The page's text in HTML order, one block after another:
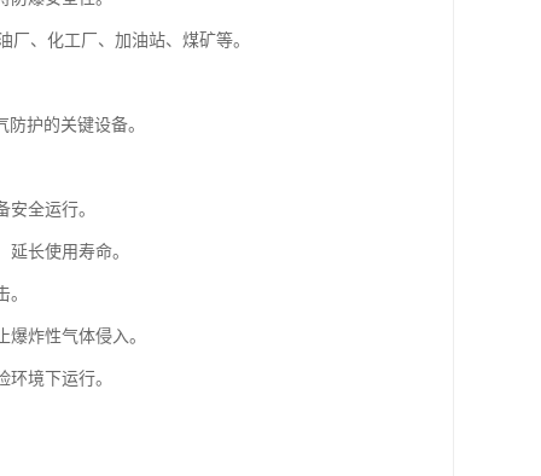
、化工厂、加油站、煤矿等。
护的关键设备。
全运行。
长使用寿命。
炸性气体侵入。
境下运行。